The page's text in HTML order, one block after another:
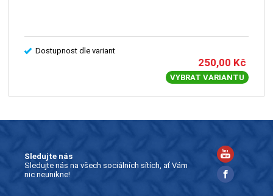
Dostupnost dle variant
250,00 Kč
VYBRAT VARIANTU
Sledujte nás
Sledujte nás na všech sociálních sítích, ať Vám
nic neunikne!